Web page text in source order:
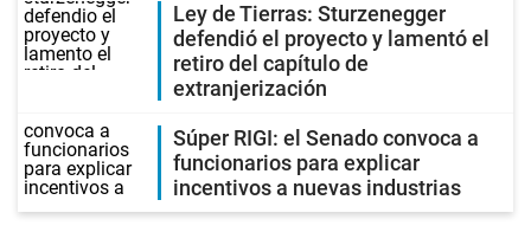
Ley de Tierras: Sturzenegger
defendió el proyecto y lamentó el
retiro del capítulo de
extranjerización
Súper RIGI: el Senado convoca a
funcionarios para explicar
incentivos a nuevas industrias